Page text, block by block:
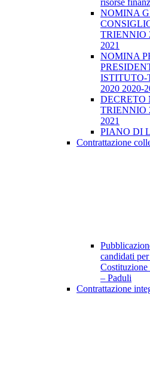
risorse
NOMINA
TRIENNIO
2021
NOMINA
ISTITUTO-
2020 2020-
DECRETO
TRIENNIO
2021
PIANO DI
Contrattazione
candidati
– Paduli
Contrattazione